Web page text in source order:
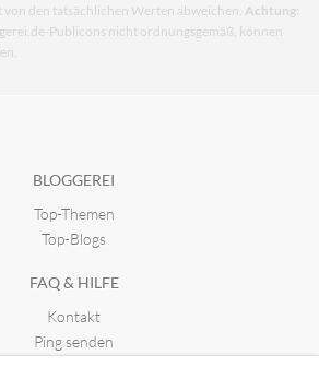
den tatsächlichen Werten abweichen. Achtung:
Publicons nicht ordnungsgemäß, können
BLOGGEREI
Top-Themen
Top-Blogs
FAQ & HILFE
Kontakt
Ping senden